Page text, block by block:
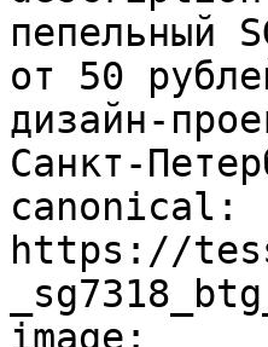
пепельный
от 50
дизайн-
Санкт-
canonical:
https://
image: